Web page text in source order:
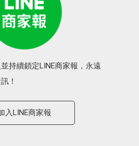
持續鎖定LINE商家報，永遠
！
入LINE商家報